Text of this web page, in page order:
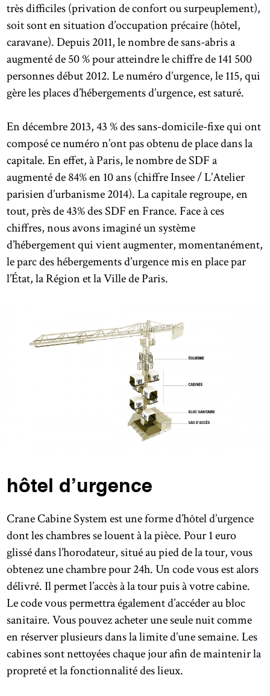
très difficiles (privation de confort ou surpeuplement),
soit sont en situation d’occupation précaire (hôtel,
caravane). Depuis 2011, le nombre de sans-abris a
augmenté de 50 % pour atteindre le chiffre de 141 500
personnes début 2012. Le numéro d’urgence, le 115, qui
gère les places d’hébergements d’urgence, est saturé.
En décembre 2013, 43 % des sans-domicile-fixe qui ont
composé ce numéro n’ont pas obtenu de place dans la
capitale. En effet, à Paris, le nombre de SDF a
augmenté de 84% en 10 ans (chiffre Insee / L’Atelier
parisien d’urbanisme 2014). La capitale regroupe, en
tout, près de 43% des SDF en France. Face à ces
chiffres, nous avons imaginé un système
d’hébergement qui vient augmenter, momentanément,
le parc des hébergements d’urgence mis en place par
l’État, la Région et la Ville de Paris.
hôtel d’urgence
Crane Cabine System est une forme d’hôtel d’urgence
dont les chambres se louent à la pièce. Pour 1 euro
glissé dans l’horodateur, situé au pied de la tour, vous
obtenez une chambre pour 24h. Un code vous est alors
délivré. Il permet l’accès à la tour puis à votre cabine.
Le code vous permettra également d’accéder au bloc
sanitaire. Vous pouvez acheter une seule nuit comme
en réserver plusieurs dans la limite d’une semaine. Les
cabines sont nettoyées chaque jour afin de maintenir la
propreté et la fonctionnalité des lieux.